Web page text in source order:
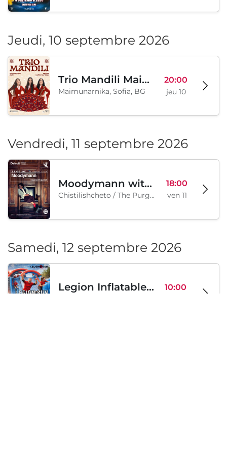
Jeudi, 10 septembre 2026
Trio Mandili Maimunarnika- Sofia
Maimunarnika, Sofia, BG
20:00
jeu 10
Vendredi, 11 septembre 2026
Moodymann with special guests
Chistilishcheto / The Purgatory, Sofia, BG
18:00
ven 11
Samedi, 12 septembre 2026
Legion Inflatable Family Run - Sofia 10:00